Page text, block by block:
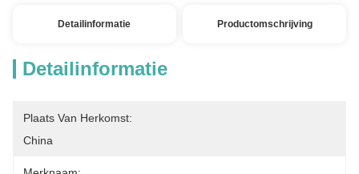
Detailinformatie Productomschrijving
Detailinformatie
Plaats Van Herkomst:
China